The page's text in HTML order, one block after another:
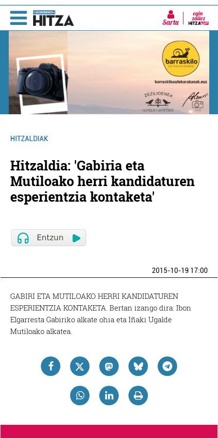
Sartu
HITZALDIAK
Hitzaldia: 'Gabiria eta
Mutiloako herri kandidaturen
esperientzia kontaketa'
2015-10-19 17:00
GABIRI ETA MUTILOAKO HERRI KANDIDATUREN
ESPERIENTZIA KONTAKETA. Bertan izango dira: Ibon
Elgarresta Gabiriko alkate ohia eta Iñaki Ugalde
Mutiloako alkatea.